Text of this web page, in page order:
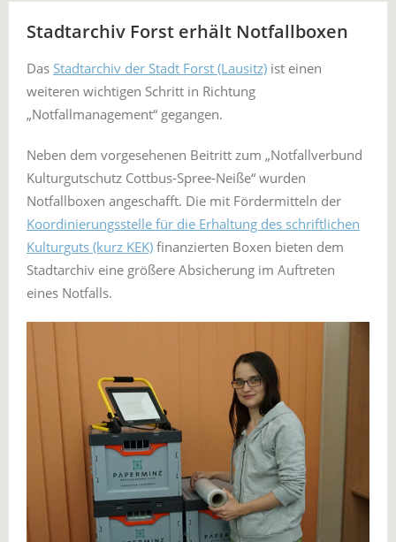
Stadtarchiv Forst erhält Notfallboxen
Das Stadtarchiv der Stadt Forst (Lausitz) ist einen
weiteren wichtigen Schritt in Richtung
„Notfallmanagement“ gegangen.
Neben dem vorgesehenen Beitritt zum „Notfallverbund
Kulturgutschutz Cottbus-Spree-Neiße“ wurden
Notfallboxen angeschafft. Die mit Fördermitteln der
Koordinierungsstelle für die Erhaltung des schriftlichen
Kulturguts (kurz KEK) finanzierten Boxen bieten dem
Stadtarchiv eine größere Absicherung im Auftreten
eines Notfalls.